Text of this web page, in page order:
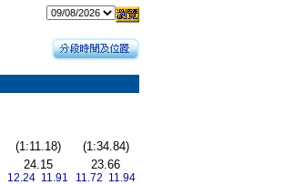
(1:11.18)
(1:34.84)
24.15
12.24 11.91
23.66
11.72 11.94